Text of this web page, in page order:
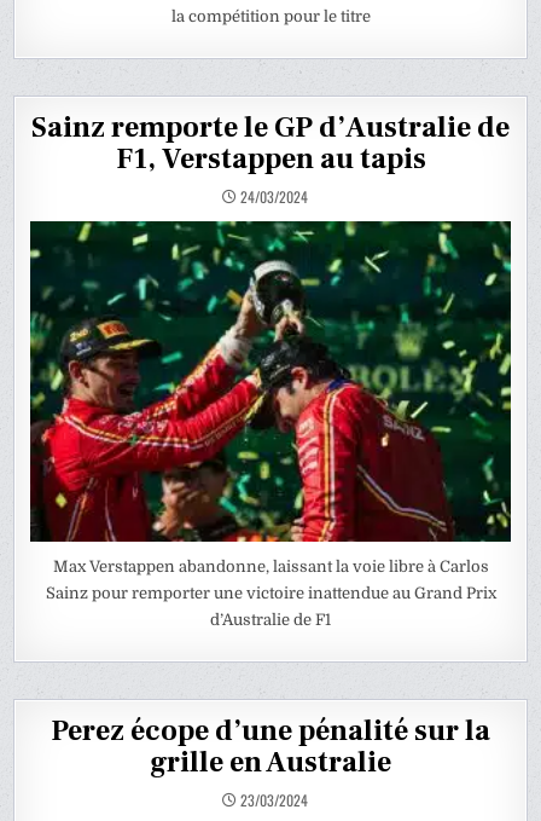
la compétition pour le titre
Sainz remporte le GP d’Australie de
F1, Verstappen au tapis
24/03/2024
Max Verstappen abandonne, laissant la voie libre à Carlos
Sainz pour remporter une victoire inattendue au Grand Prix
d’Australie de F1
Perez écope d’une pénalité sur la
grille en Australie
23/03/2024